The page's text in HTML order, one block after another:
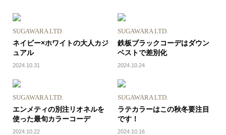
SUGAWARA LTD.
ネイビー×ホワイトの大人カジ
ュアル
2024.10.31
SUGAWARA LTD.
鉄板ブラックコーデはダウン
ベストで差別化
2024.10.24
SUGAWARA LTD.
エンメティの別注リオネルを
使った最旬カラーコーデ
2024.10.22
SUGAWARA LTD.
ラテカラーはこの秋冬要注目
です！
2024.10.16